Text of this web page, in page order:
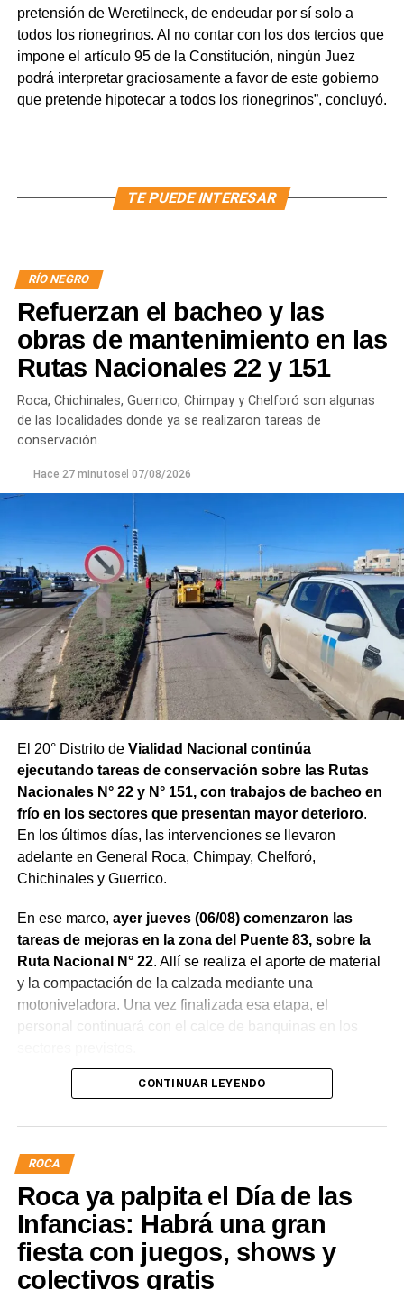
pretensión de Weretilneck, de endeudar por sí solo a
todos los rionegrinos. Al no contar con los dos tercios que
impone el artículo 95 de la Constitución, ningún Juez
podrá interpretar graciosamente a favor de este gobierno
que pretende hipotecar a todos los rionegrinos”, concluyó.
TE PUEDE INTERESAR
RÍO NEGRO
Refuerzan el bacheo y las
obras de mantenimiento en las
Rutas Nacionales 22 y 151
Roca, Chichinales, Guerrico, Chimpay y Chelforó son algunas
de las localidades donde ya se realizaron tareas de
conservación.
Hace 27 minutosel 07/08/2026
El 20° Distrito de Vialidad Nacional continúa
ejecutando tareas de conservación sobre las Rutas
Nacionales N° 22 y N° 151, con trabajos de bacheo en
frío en los sectores que presentan mayor deterioro.
En los últimos días, las intervenciones se llevaron
adelante en General Roca, Chimpay, Chelforó,
Chichinales y Guerrico.
En ese marco, ayer jueves (06/08) comenzaron las
tareas de mejoras en la zona del Puente 83, sobre la
Ruta Nacional N° 22. Allí se realiza el aporte de material
y la compactación de la calzada mediante una
motoniveladora. Una vez finalizada esa etapa, el
personal continuará con el calce de banquinas en los
Desde Vialidad Nacional informaron que,durante las
próximas semanas, el operativo de bacheo será
CONTINUAR LEYENDO
ROCA
Roca ya palpita el Día de las
Infancias: Habrá una gran
fiesta con juegos, shows y
colectivos gratis